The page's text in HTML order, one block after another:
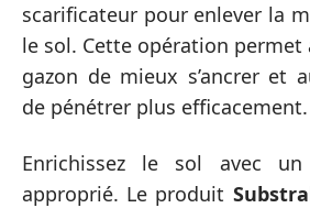
scarificateur pour enlever la
le sol. Cette opération permet
gazon de mieux s’ancrer et
de pénétrer plus efficacement.
Enrichissez le sol avec un
approprié. Le produit